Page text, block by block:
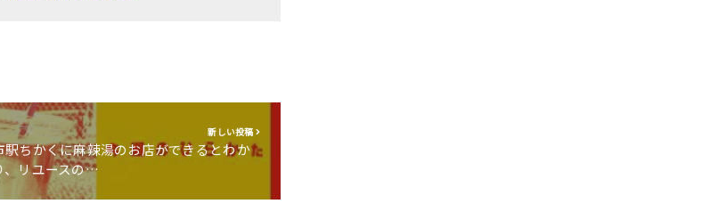
新しい投稿
駅ちかくに麻辣湯のお店ができるとわか
、リユースの…